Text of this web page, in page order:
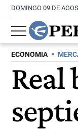
DOMINGO 09 DE
ECONOMIA
Real